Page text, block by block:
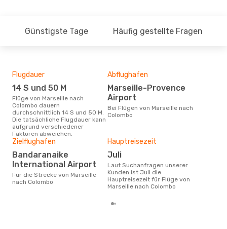
Günstigste Tage Häufig gestellte Fragen
Flugdauer
14 S und 50 M
Flüge von Marseille nach
Colombo dauern
durchschnittlich 14 S und 50 M.
Die tatsächliche Flugdauer kann
aufgrund verschiedener
Faktoren abweichen.
Abflughafen
Marseille-Provence
Airport
Bei Flügen von Marseille nach
Colombo
Zielflughafen
Bandaranaike
International Airport
Für die Strecke von Marseille
nach Colombo
Hauptreisezeit
Juli
Laut Suchanfragen unserer
Kunden ist Juli die
Hauptreisezeit für Flüge von
Marseille nach Colombo